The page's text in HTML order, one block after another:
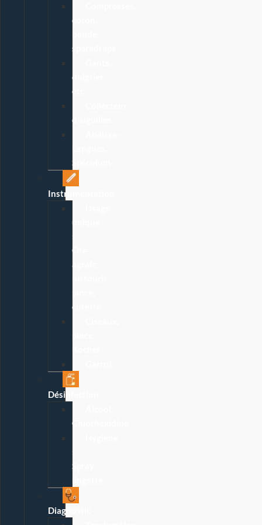
coton,
sparadraps
doigtier,
etc
d’aiguilles
Spéculum
Instrumentation
unique
Ôte-
agrafe,
curette
Désinfection
Chlorhexidine
Spray,
Diagnostic